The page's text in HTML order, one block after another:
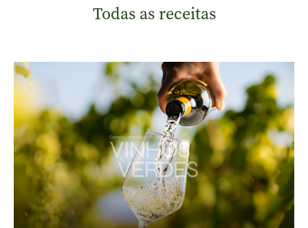
Todas as receitas